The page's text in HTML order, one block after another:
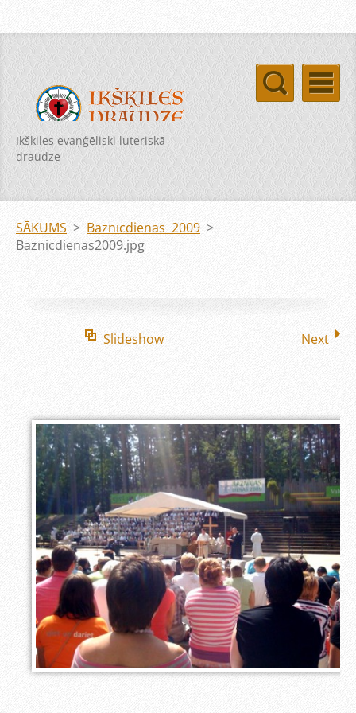
Ikšķiles evaņģēliski luteriskā
draudze
SĀKUMS > Baznīcdienas 2009 >
Baznicdienas2009.jpg
Slideshow Next